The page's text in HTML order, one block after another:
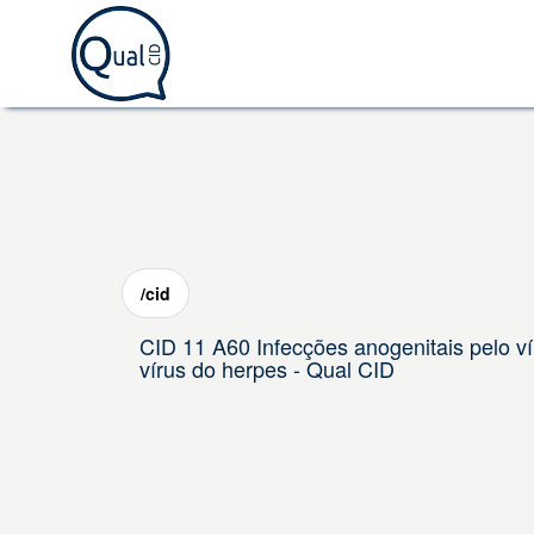
/cid
CID 11 A60 Infecções anogenitais pelo
vírus do herpes - Qual CID